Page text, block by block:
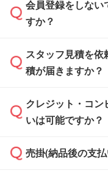
会員登録をしない
すか？
可能です。見積
まま進む』ボタ
スタッフ見積を
積が届きますか？
通常、翌営業日
雑状況によって
依頼いただいた
クレジット・コ
いは可能ですか？
銀行振込のみの
売掛(納品後の支